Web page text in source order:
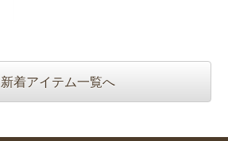
新着アイテム一覧へ